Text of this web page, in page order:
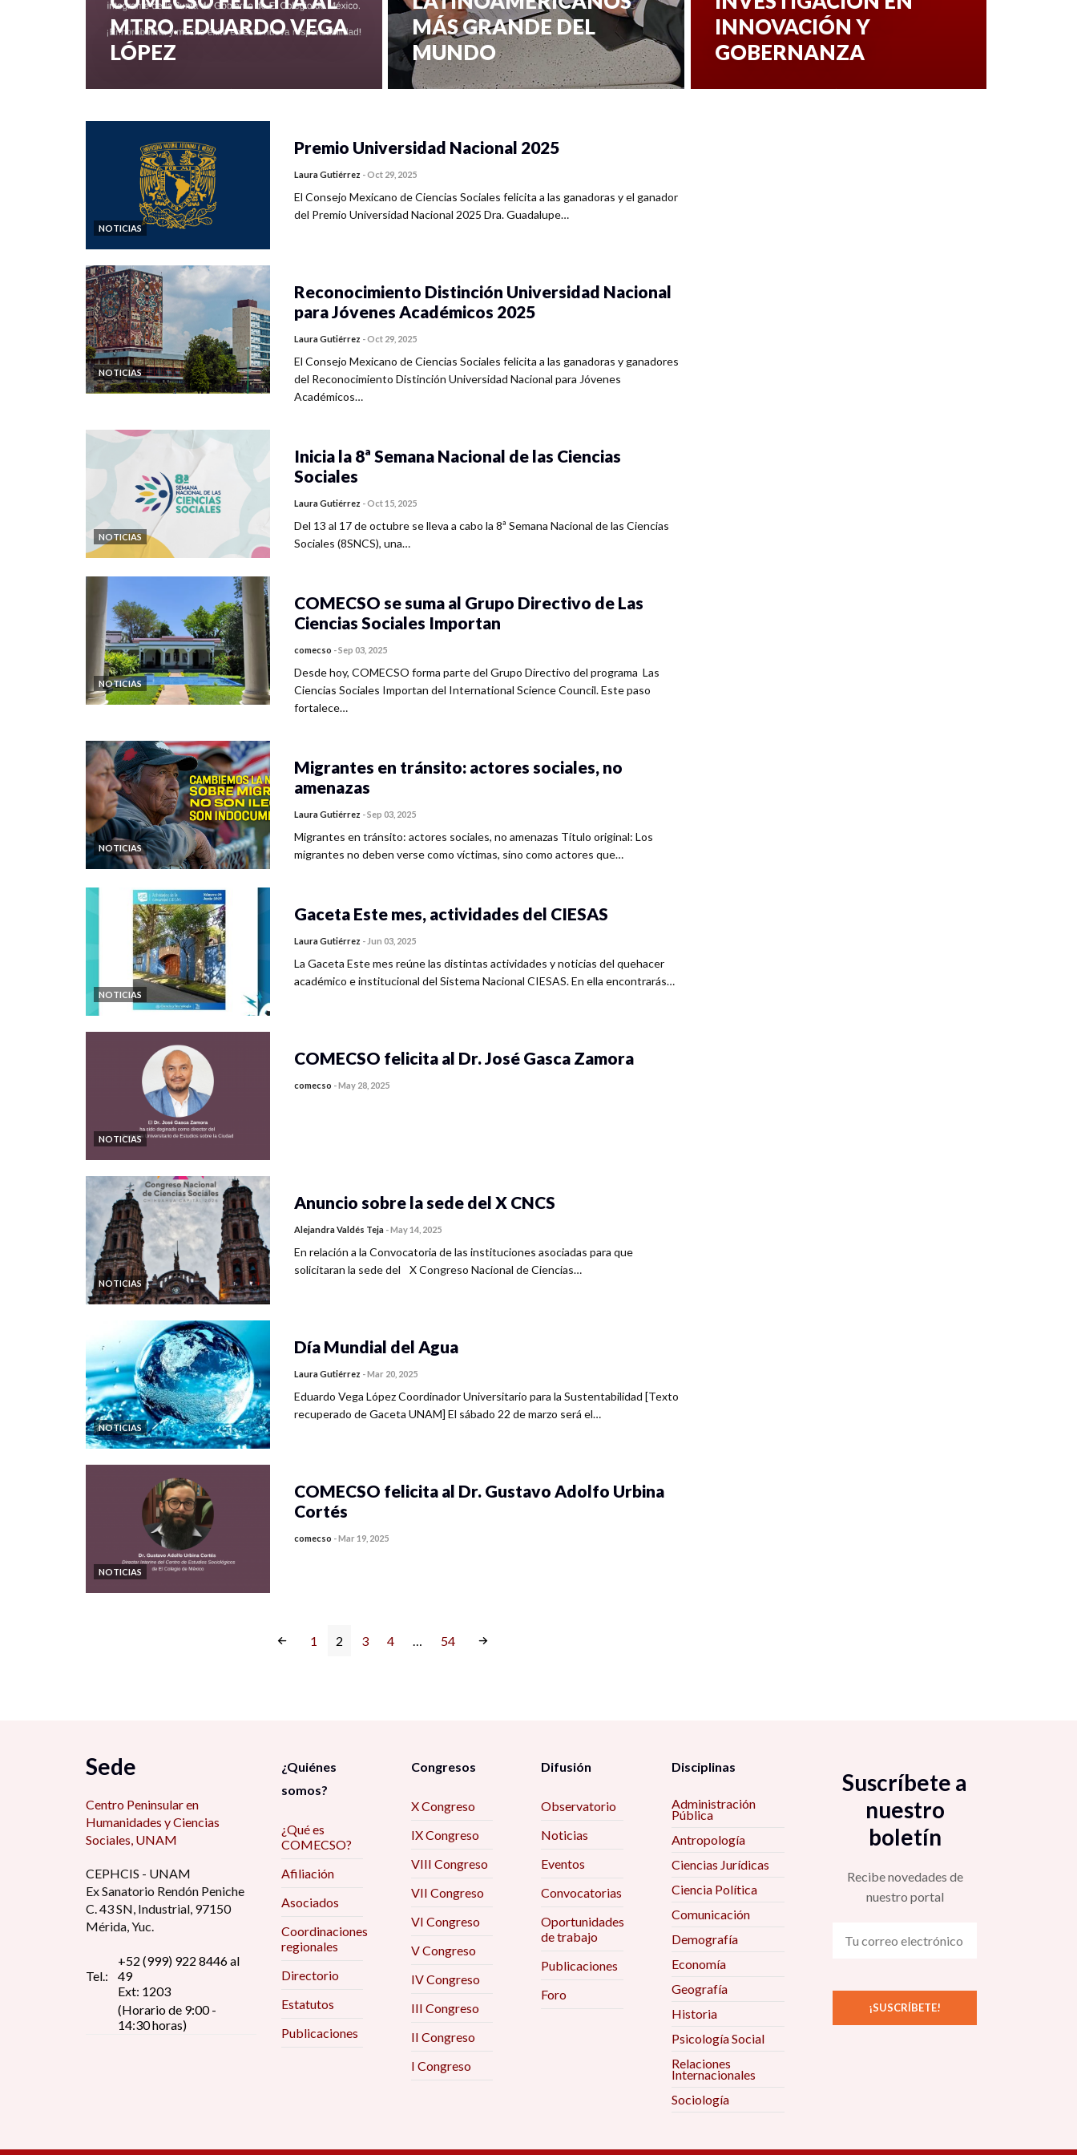
MTRO. EDUARDO VEGA
LÓPEZ
MÁS GRANDE DEL
MUNDO
INNOVACIÓN Y
GOBERNANZA
NOTICIAS
Premio Universidad Nacional 2025
Laura Gutiérrez -Oct 29, 2025
El Consejo Mexicano de Ciencias Sociales felicita a las ganadoras y el ganador
del Premio Universidad Nacional 2025 Dra. Guadalupe…
NOTICIAS
Reconocimiento Distinción Universidad Nacional
para Jóvenes Académicos 2025
Laura Gutiérrez -Oct 29, 2025
El Consejo Mexicano de Ciencias Sociales felicita a las ganadoras y ganadores
del Reconocimiento Distinción Universidad Nacional para Jóvenes
Académicos…
NOTICIAS
Inicia la 8ª Semana Nacional de las Ciencias
Sociales
Laura Gutiérrez -Oct 15, 2025
Del 13 al 17 de octubre se lleva a cabo la 8ª Semana Nacional de las Ciencias
Sociales (8SNCS), una…
NOTICIAS
COMECSO se suma al Grupo Directivo de Las
Ciencias Sociales Importan
comecso -Sep 03, 2025
Desde hoy, COMECSO forma parte del Grupo Directivo del programa Las
Ciencias Sociales Importan del International Science Council. Este paso
fortalece…
NOTICIAS
Migrantes en tránsito: actores sociales, no
amenazas
Laura Gutiérrez -Sep 03, 2025
Migrantes en tránsito: actores sociales, no amenazas Título original: Los
migrantes no deben verse como víctimas, sino como actores que…
NOTICIAS
Gaceta Este mes, actividades del CIESAS
Laura Gutiérrez - Jun 03, 2025
La Gaceta Este mes reúne las distintas actividades y noticias del quehacer
académico e institucional del Sistema Nacional CIESAS. En ella encontrarás…
NOTICIAS
COMECSO felicita al Dr. José Gasca Zamora
comecso -May 28, 2025
NOTICIAS
Anuncio sobre la sede del X CNCS
Alejandra Valdés Teja -May 14, 2025
En relación a la Convocatoria de las instituciones asociadas para que
solicitaran la sede del X Congreso Nacional de Ciencias…
NOTICIAS
Día Mundial del Agua
Laura Gutiérrez -Mar 20, 2025
Eduardo Vega López Coordinador Universitario para la Sustentabilidad [Texto
recuperado de Gaceta UNAM] El sábado 22 de marzo será el…
NOTICIAS
COMECSO felicita al Dr. Gustavo Adolfo Urbina
Cortés
comecso -Mar 19, 2025
1 2 3 4 … 54
Sede
Centro Peninsular en
Humanidades y Ciencias
Sociales, UNAM
CEPHCIS - UNAM
Ex Sanatorio Rendón Peniche
C. 43 SN, Industrial, 97150
Mérida, Yuc.
Tel.:
+52 (999) 922 8446 al
49
Ext: 1203
(Horario de 9:00 -
14:30 horas)
¿Quiénes
somos?
¿Qué es
COMECSO?
Afiliación
Asociados
Coordinaciones
regionales
Directorio
Estatutos
Publicaciones
Congresos
X Congreso
IX Congreso
VIII Congreso
VII Congreso
VI Congreso
V Congreso
IV Congreso
III Congreso
II Congreso
I Congreso
Difusión
Observatorio
Noticias
Eventos
Convocatorias
Oportunidades
de trabajo
Publicaciones
Foro
Disciplinas
Administración
Pública
Antropología
Ciencias Jurídicas
Ciencia Política
Comunicación
Demografía
Economía
Geografía
Historia
Psicología Social
Relaciones
Internacionales
Sociología
Suscríbete a
nuestro
boletín
Recibe novedades de
nuestro portal